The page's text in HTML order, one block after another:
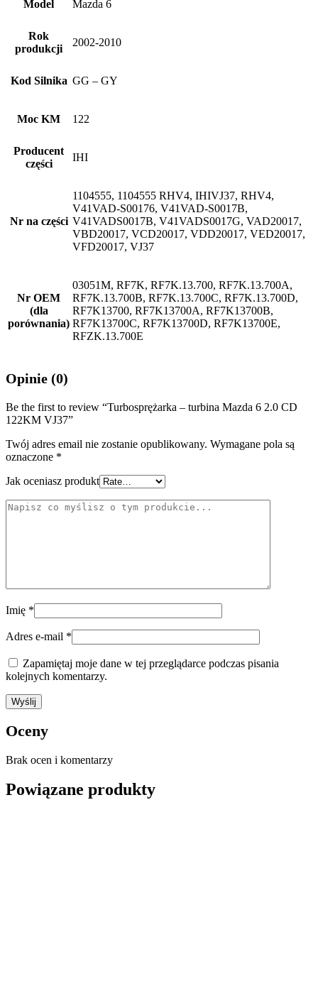
Model Mazda 6
Rok
produkcji
2002-2010
Kod Silnika GG – GY
Moc KM 122
Producent
części
IHI
Nr na części
1104555, 1104555 RHV4, IHIVJ37, RHV4,
V41VAD-S00176, V41VAD-S0017B,
V41VADS0017B, V41VADS0017G, VAD20017,
VBD20017, VCD20017, VDD20017, VED20017,
VFD20017, VJ37
Nr OEM
(dla
porównania)
03051M, RF7K, RF7K.13.700, RF7K.13.700A,
RF7K.13.700B, RF7K.13.700C, RF7K.13.700D,
RF7K13700, RF7K13700A, RF7K13700B,
RF7K13700C, RF7K13700D, RF7K13700E,
RFZK.13.700E
Opinie (0)
Be the first to review “Turbosprężarka – turbina Mazda 6 2.0 CD
122KM VJ37”
Twój adres email nie zostanie opublikowany. Wymagane pola są
oznaczone *
Jak oceniasz produkt
Imię *
Adres e-mail *
Zapamiętaj moje dane w tej przeglądarce podczas pisania
kolejnych komentarzy.
Oceny
Brak ocen i komentarzy
Powiązane produkty